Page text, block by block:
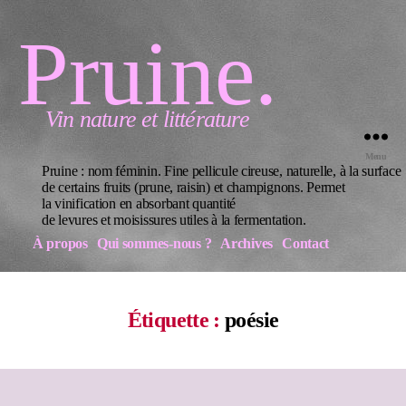
Pruine.
Vin nature et littérature
Menu
Étiquette : poésie
Pruine : nom féminin. Fine pellicule cireuse, naturelle, à la surface
de certains fruits (prune, raisin) et champignons. Permet
la vinification en absorbant quantité
de levures et moisissures utiles à la fermentation.
À propos
Qui sommes-nous ? Archives Contact